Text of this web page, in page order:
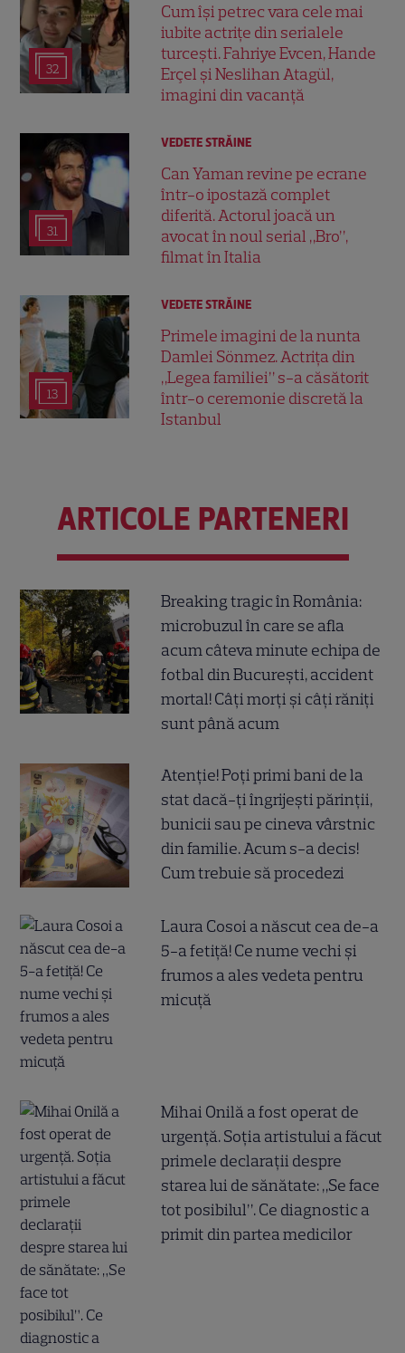
32
Cum își petrec vara cele mai
iubite actrițe din serialele
turcești. Fahriye Evcen, Hande
Erçel și Neslihan Atagül,
imagini din vacanță
31
VEDETE STRĂINE
Can Yaman revine pe ecrane
într-o ipostază complet
diferită. Actorul joacă un
avocat în noul serial „Bro”,
filmat în Italia
13
VEDETE STRĂINE
Primele imagini de la nunta
Damlei Sönmez. Actrița din
„Legea familiei” s-a căsătorit
într-o ceremonie discretă la
Istanbul
ARTICOLE PARTENERI
Breaking tragic în România:
microbuzul în care se afla
acum câteva minute echipa de
fotbal din București, accident
mortal! Câți morți și câți răniți
sunt până acum
Atenție! Poți primi bani de la
stat dacă-ți îngrijești părinții,
bunicii sau pe cineva vârstnic
din familie. Acum s-a decis!
Cum trebuie să procedezi
Laura Cosoi a născut cea de-a
5-a fetiță! Ce nume vechi și
frumos a ales vedeta pentru
micuță
Mihai Onilă a fost operat de
urgență. Soția artistului a făcut
primele declarații despre
starea lui de sănătate: „Se face
tot posibilul”. Ce diagnostic a
primit din partea medicilor